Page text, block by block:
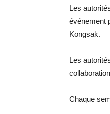
Les
événement
Kongsak.
Les
Chaque